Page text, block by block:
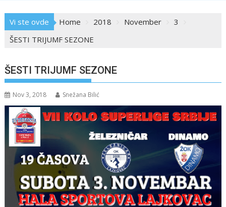
Vi ste ovde Home 2018 November
3
ŠESTI TRIJUMF SEZONE
ŠESTI TRIJUMF SEZONE
Nov 3, 2018 Snežana Bilić